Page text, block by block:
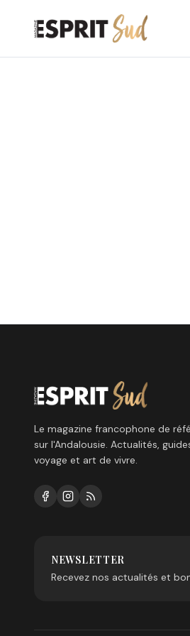
Le magazine francophone de
sur l'Andalousie. Actualités,
voyage et art de vivre.
NEWSLETTER
Recevez nos actualités et